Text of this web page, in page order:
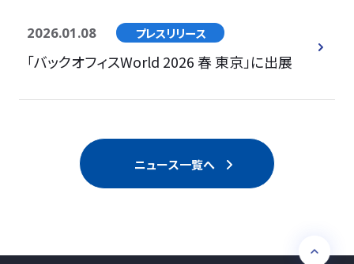
2026.01.08 プレスリリース
「バックオフィスWorld 2026 春 東京」に出展
ニュース一覧へ